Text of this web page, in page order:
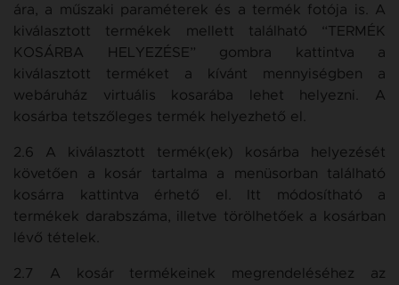
ára, a műszaki paraméterek és a termék fotója is. A
kiválasztott termékek mellett található “TERMÉK
KOSÁRBA HELYEZÉSE” gombra kattintva a
kiválasztott terméket a kívánt mennyiségben a
webáruház virtuális kosarába lehet helyezni. A
kosárba tetszőleges termék helyezhető el.
2.6 A kiválasztott termék(ek) kosárba helyezését
követően a kosár tartalma a menüsorban található
kosárra kattintva érhető el. Itt módosítható a
termékek darabszáma, illetve törölhetőek a kosárban
lévő tételek.
2.7 A kosár termékeinek megrendeléséhez az